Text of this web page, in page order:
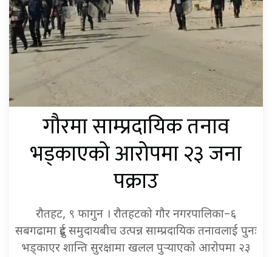
गौरमा साम्प्रदायिक तनाव
भड्काएको आरोपमा २३ जना
पक्राउ
रौतहट, ९ फागुन । रौतहटको गौर नगरपालिका–६
सबगढामा दुई समुदायबीच उत्पन्न साम्प्रदायिक तनावलाई पुनः
भड्काएर शान्ति सुरक्षामा खलल पुर्‍याएको आरोपमा २३